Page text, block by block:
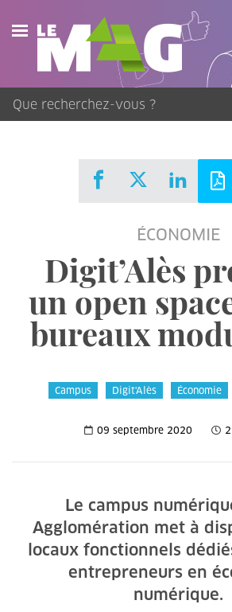
Actualités
Agenda
Publications
ÉCONOMIE
Digit’Alès
un open
bureaux
Campus Digit'Alès Économie
09 septembre 2020
Le campus
Agglomération met à
locaux fonctionnels
entrepreneurs en
numérique.